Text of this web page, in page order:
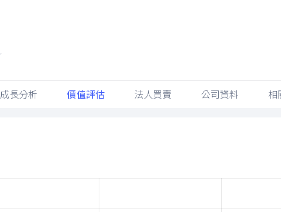
成長分析 價值評估 法人買賣 公司資料 相